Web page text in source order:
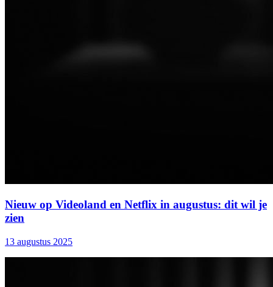
Nieuw op Videoland en Netflix in augustus: dit wil je
zien
13 augustus 2025